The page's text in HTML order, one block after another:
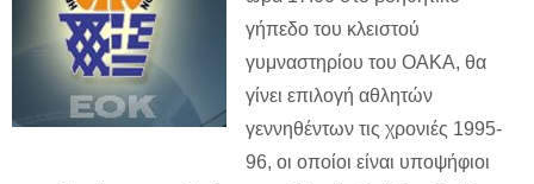
γήπεδο του κλειστού
γυμναστηρίου του ΟΑΚΑ, θα
γίνει επιλογή αθλητών
γεννηθέντων τις χρονιές 1995-
96, οι οποίοι είναι υποψήφιοι